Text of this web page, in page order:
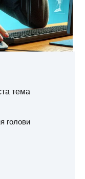
тема
голови